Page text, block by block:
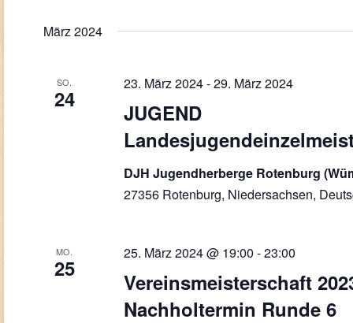
März 2024
SO.
24
JUGEND
23. März 2024-29. März 2024
DJH Jugendherberge Rotenburg
27356 Rotenburg, Niedersachsen,
MO.
25
Vereinsmeisterschaft
Nachholtermin Runde 6
25. März 2024 @ 19:00-23:00